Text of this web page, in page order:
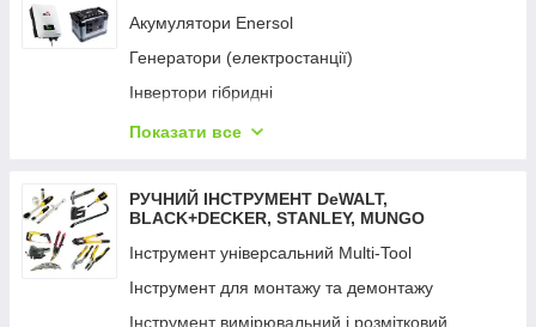
Пили
Пістолети цвяхозабивні та скобозабивні
Пістолети гарячого повітря
Пістолети клейові
Підіймач вакуумний
Пилососи
Радіоприймачі промислові
Насоси поверхневі
Насоси заглибні
Опрыскиватели
Обладнання для поливання UNIFLEX
Підмітальні машини
Пилососи садові
Райдери
Розкидачі добрив
Акумулятори Enersol
Генератори (електростанції)
Інвертори гібридні
Портативний зарядний пристрій
Сетевые удлинители
Показати все
РУЧНИЙ ІНСТРУМЕНТ DeWALT,
BLACK+DECKER, STANLEY, MUNGO
Інструмент універсальний Multi-Tool
Інструмент для монтажу та демонтажу
Інструмент вимірювальний і розмітковий